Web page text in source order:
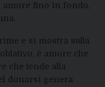
amore fino in fondo,
e si mostra sulla
è amore che
che tende alla
donarsi genera